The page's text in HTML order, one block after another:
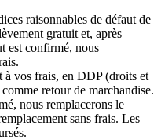
raisonnables de défaut de
gratuit et, après
est confirmé, nous
vos frais, en DDP (droits et
retour de marchandise.
nous remplacerons le
sans frais. Les